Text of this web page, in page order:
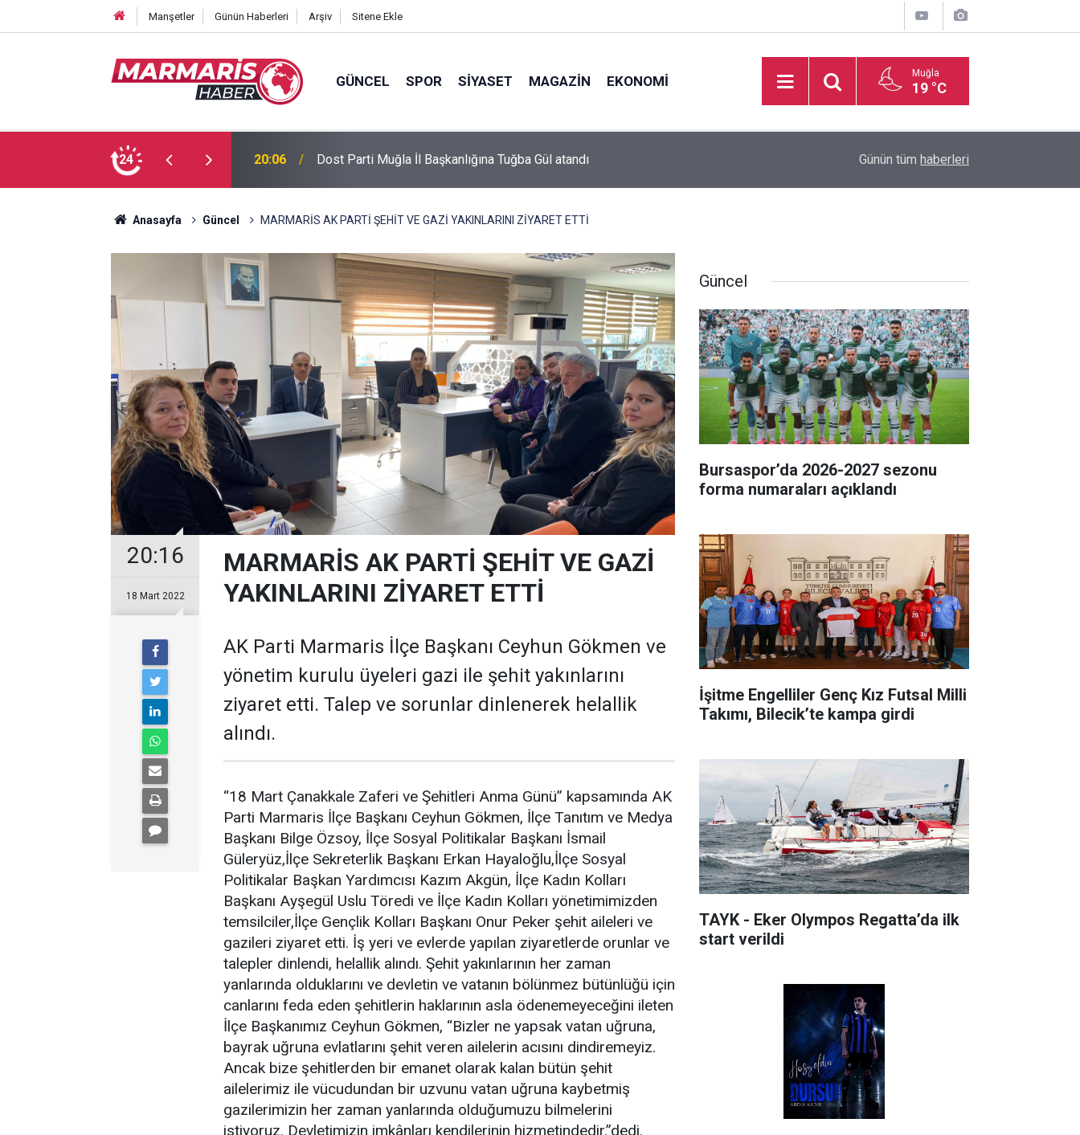
Manşetler Günün Haberleri Arşiv Sitene Ekle
GÜNCEL SPOR SIYASET MAGAZIN EKONOMI Muğla
19 °C
24 16:51 Bursaspor’da 2026-2027 sezonu forma numaraları açıklandı İşitme Engelliler Genç Kız Futsal Milli Takımı,
Günün tüm haberleri
Anasayfa Güncel MARMARİS AK PARTİ ŞEHİT VE GAZİ YAKINLARINI ZİYARET ETTİ
20:16
18 Mart 2022
MARMARİS AK PARTİ ŞEHİT VE GAZİ
YAKINLARINI ZİYARET ETTİ
AK Parti Marmaris İlçe Başkanı Ceyhun Gökmen ve
yönetim kurulu üyeleri gazi ile şehit yakınlarını
ziyaret etti. Talep ve sorunlar dinlenerek helallik
alındı.
“18 Mart Çanakkale Zaferi ve Şehitleri Anma Günü” kapsamında AK
Parti Marmaris İlçe Başkanı Ceyhun Gökmen, İlçe Tanıtım ve Medya
Başkanı Bilge Özsoy, İlçe Sosyal Politikalar Başkanı İsmail
Güleryüz,İlçe Sekreterlik Başkanı Erkan Hayaloğlu,İlçe Sosyal
Politikalar Başkan Yardımcısı Kazım Akgün, İlçe Kadın Kolları
Başkanı Ayşegül Uslu Töredi ve İlçe Kadın Kolları yönetimimizden
temsilciler,İlçe Gençlik Kolları Başkanı Onur Peker şehit aileleri ve
gazileri ziyaret etti. İş yeri ve evlerde yapılan ziyaretlerde orunlar ve
talepler dinlendi, helallik alındı. Şehit yakınlarının her zaman
yanlarında olduklarını ve devletin ve vatanın bölünmez bütünlüğü için
canlarını feda eden şehitlerin haklarının asla ödenemeyeceğini ileten
İlçe Başkanımız Ceyhun Gökmen, “Bizler ne yapsak vatan uğruna,
bayrak uğruna evlatlarını şehit veren ailelerin acısını dindiremeyiz.
Ancak bize şehitlerden bir emanet olarak kalan bütün şehit
ailelerimiz ile vücudundan bir uzvunu vatan uğruna kaybetmiş
gazilerimizin her zaman yanlarında olduğumuzu bilmelerini
istiyoruz. Devletimizin imkânları kendilerinin hizmetindedir.”dedi.
Güncel
Bursaspor’da 2026-2027 sezonu
forma numaraları açıklandı
İşitme Engelliler Genç Kız Futsal Milli
Takımı, Bilecik’te kampa girdi
TAYK - Eker Olympos Regatta’da ilk
start verildi